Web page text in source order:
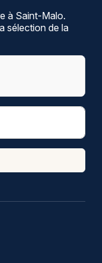
à Saint-Malo.
sélection de la